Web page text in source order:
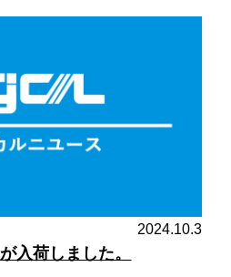
2024.10.3
入荷しました。